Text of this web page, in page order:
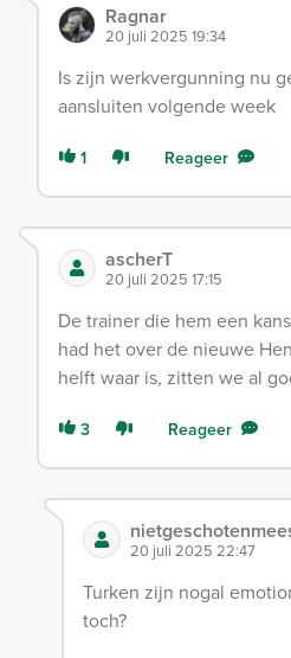
Ragnar
20 juli 2025 19:34
Is zijn werkvergunning nu
aansluiten volgende week
1 Reageer
ascherT
20 juli 2025 17:15
De trainer die hem een
had het over de nieuwe
helft waar is, zitten we al
3 Reageer
20 juli 2025 22:47
Turken zijn nogal
toch?